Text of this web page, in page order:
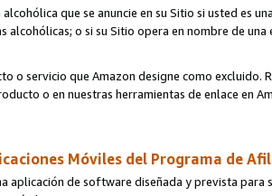
que se anuncie en su Sitio si usted es
alcohólicas; o si su Sitio opera en nombre de
o servicio que Amazon designe como excluido.
o en nuestras herramientas de enlace en
Móviles del Programa de
aplicación de software diseñada y prevista